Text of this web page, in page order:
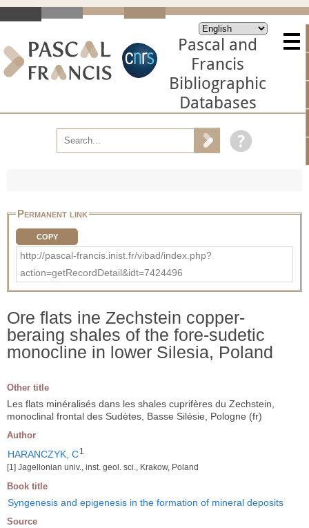
Pascal and
Francis
Bibliographic
Databases
Permanent link
COPY
http://pascal-francis.inist.fr/vibad/index.php?
action=getRecordDetail&idt=7424496
Ore flats ine Zechstein copper-
beraing shales of the fore-sudetic
monocline in lower Silesia, Poland
Other title
Les flats minéralisés dans les shales cuprifères du Zechstein,
monoclinal frontal des Sudètes, Basse Silésie, Pologne (fr)
Author
HARANCZYK, C1
[1] Jagellonian univ., inst. geol. sci., Krakow, Poland
Book title
Syngenesis and epigenesis in the formation of mineral deposits
Source